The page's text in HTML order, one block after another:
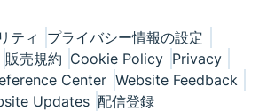
ティ
プライバシー情報の設定
販売規約 Cookie Policy Privacy
Center Website Feedback
Updates 配信登録